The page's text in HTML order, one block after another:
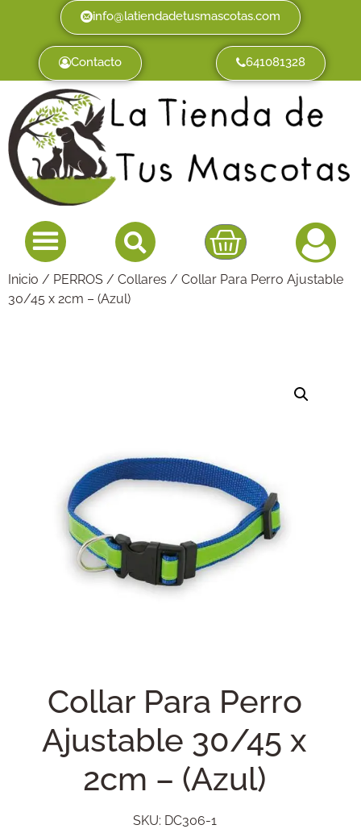
info@latiendadetusmascotas.com
Contacto 641081328
Inicio / PERROS / Collares / Collar Para Perro Ajustable
30/45 x 2cm – (Azul)
Collar Para Perro
Ajustable 30/45 x
2cm – (Azul)
SKU: DC306-1